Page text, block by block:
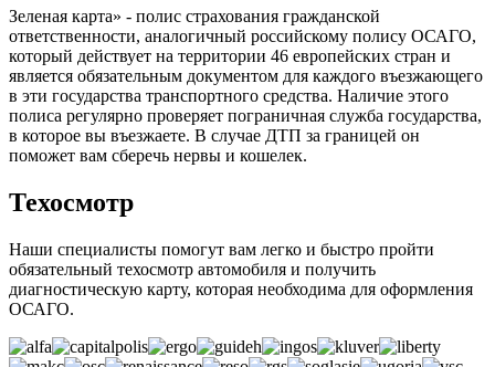
Зеленая карта» - полис страхования гражданской
ответственности, аналогичный российскому полису ОСАГО,
который действует на территории 46 европейских стран и
является обязательным документом для каждого въезжающего
в эти государства транспортного средства. Наличие этого
полиса регулярно проверяет пограничная служба государства,
в которое вы въезжаете. В случае ДТП за границей он
поможет вам сберечь нервы и кошелек.
Техосмотр
Наши специалисты помогут вам легко и быстро пройти
обязательный техосмотр автомобиля и получить
диагностическую карту, которая необходима для оформления
ОСАГО.